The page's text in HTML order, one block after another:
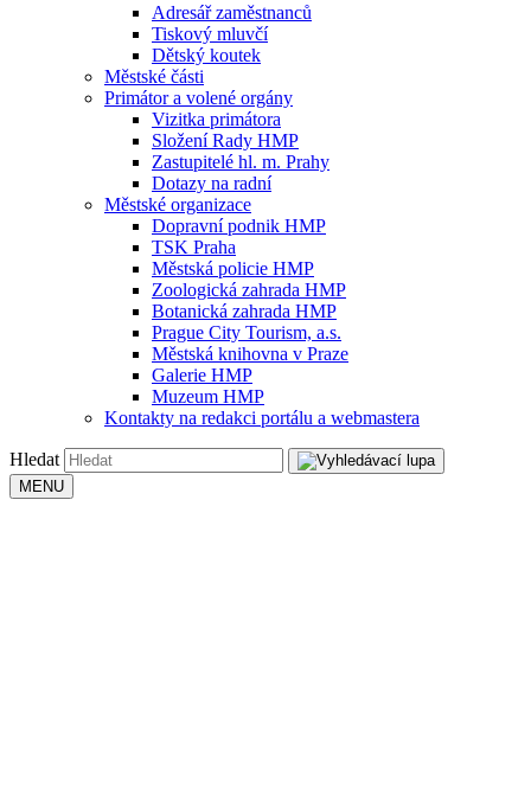
Adresář zaměstnanců
Tiskový mluvčí
Dětský koutek
Městské části
Primátor a volené orgány
Vizitka primátora
Složení Rady HMP
Zastupitelé hl. m. Prahy
Dotazy na radní
Městské organizace
Dopravní podnik HMP
TSK Praha
Městská policie HMP
Zoologická zahrada HMP
Botanická zahrada HMP
Prague City Tourism, a.s.
Městská knihovna v Praze
Galerie HMP
Muzeum HMP
Kontakty na redakci portálu a webmastera
Hledat
MENU